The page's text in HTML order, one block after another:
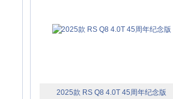
2025款 RS Q8 4.0T 45周年纪念版